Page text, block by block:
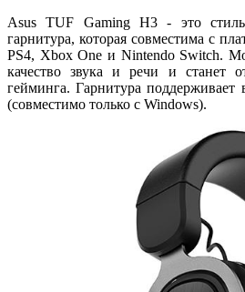
Asus TUF Gaming H3 - это
гарнитура, которая совместима с
PS4, Xbox One и Nintendo Switch.
качество звука и речи и станет
гейминга. Гарнитура поддерживает
(совместимо только с Windows).